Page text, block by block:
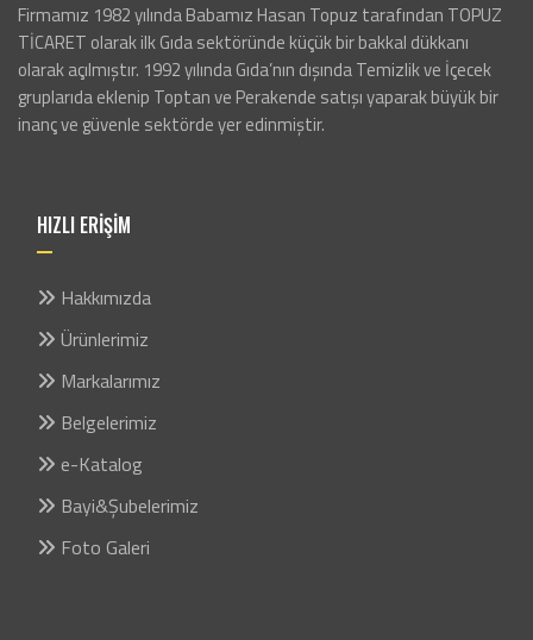
Firmamız 1982 yılında Babamız Hasan Topuz tarafından TOPUZ
TİCARET olarak ilk Gıda sektöründe küçük bir bakkal dükkanı
olarak açılmıştır. 1992 yılında Gıda’nın dışında Temizlik ve İçecek
gruplarıda eklenip Toptan ve Perakende satışı yaparak büyük bir
inanç ve güvenle sektörde yer edinmiştir.
HIZLI ERİŞİM
Hakkımızda
Ürünlerimiz
Markalarımız
Belgelerimiz
e-Katalog
Bayi&Şubelerimiz
Foto Galeri